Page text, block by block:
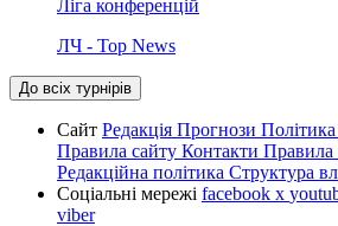
Ліга конференцій
ЛЧ - Top News
До всіх турнірів
Сайт Редакція Прогнози Політика
Правила сайту Контакти Правила
Редакційна політика Структура
Соціальні мережі facebook x
viber